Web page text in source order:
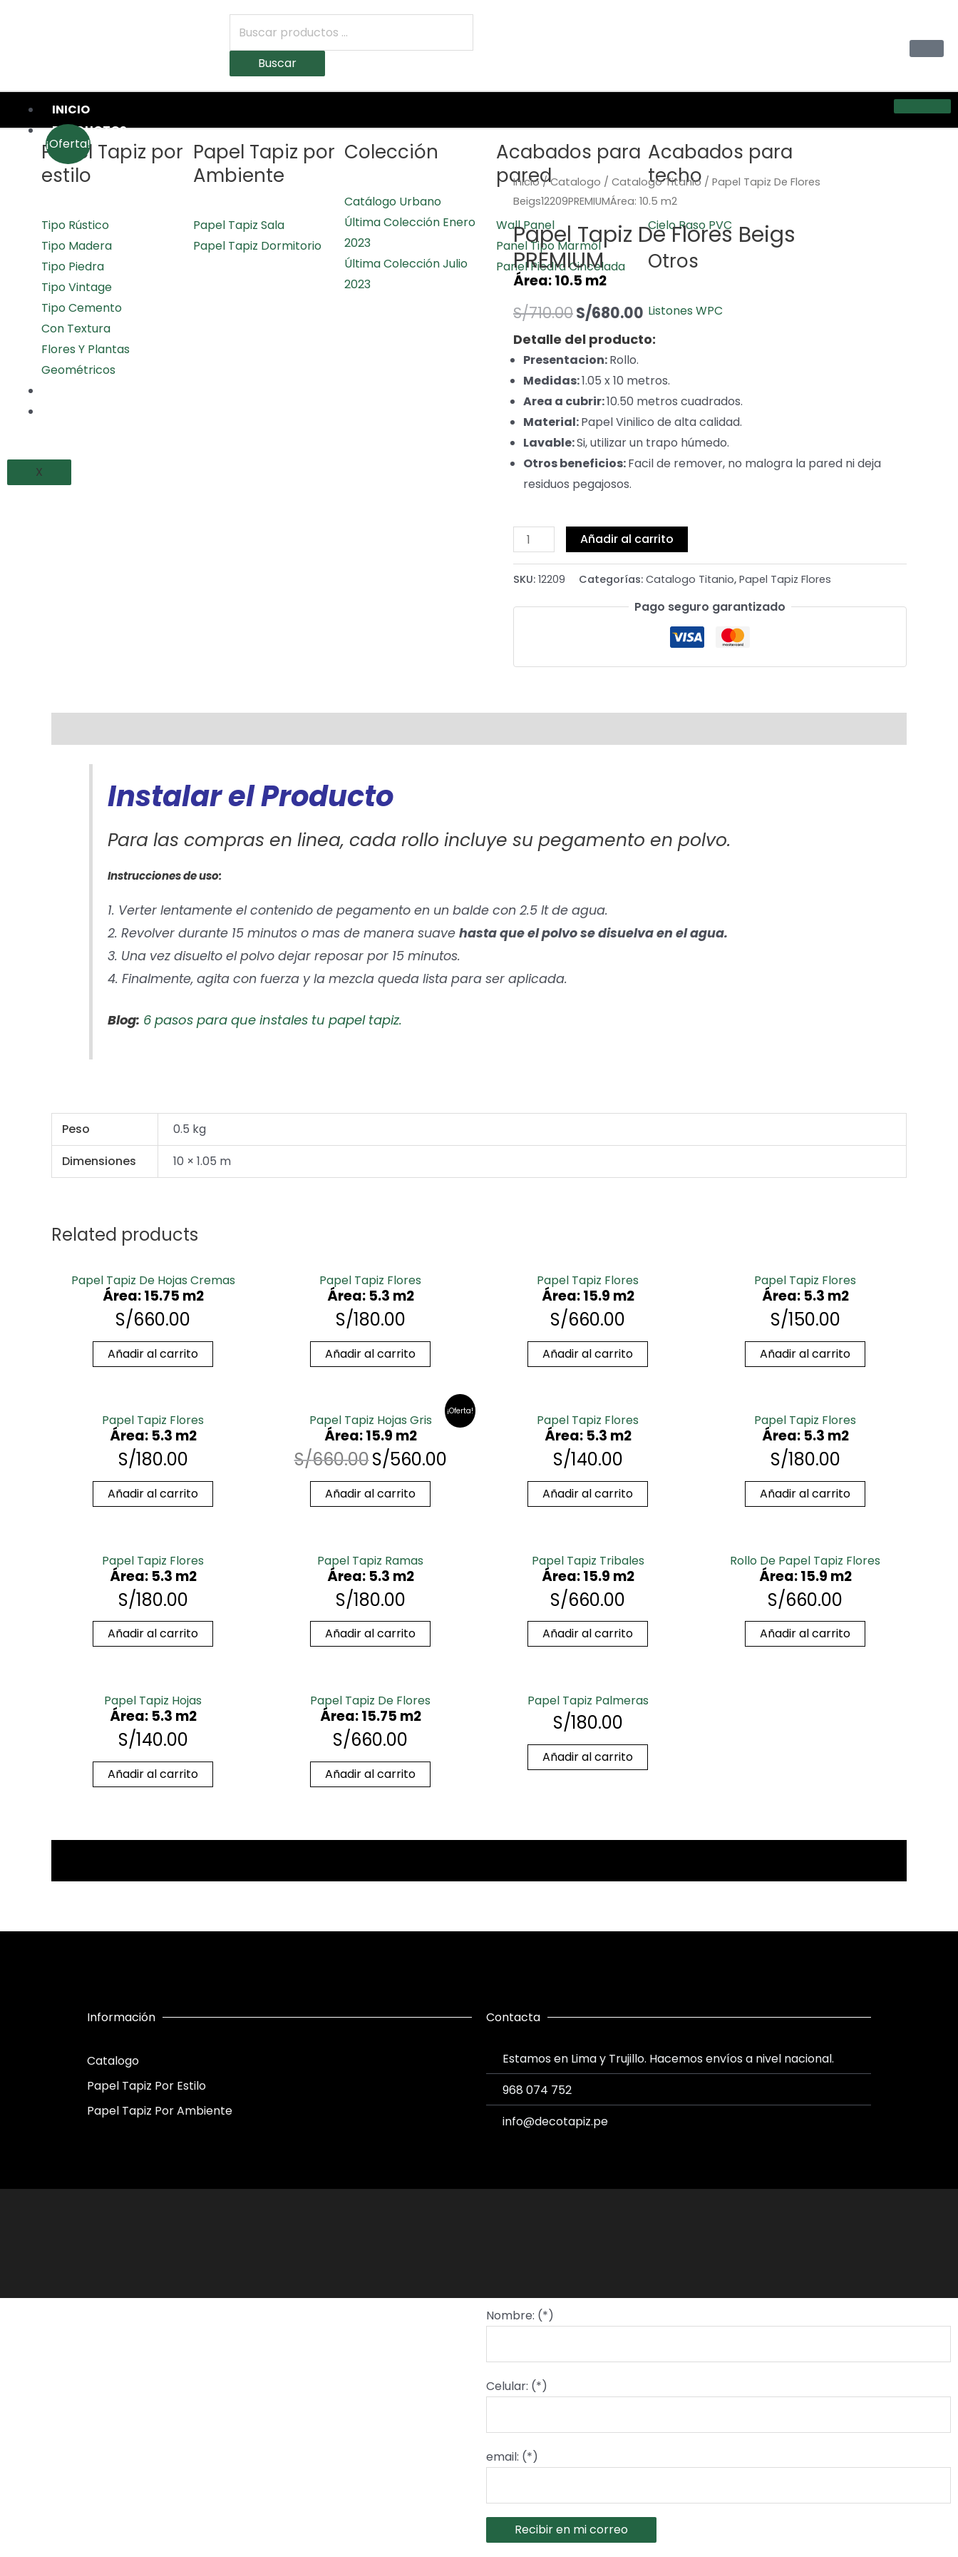
Buscar
INICIO
PRODUCTOS
Papel Tapiz por
estilo
Tipo Rústico
Tipo Madera
Tipo Piedra
Tipo Vintage
Tipo Cemento
Con Textura
Flores Y Plantas
Geométricos
Papel Tapiz por
Ambiente
Papel Tapiz Sala
Papel Tapiz Dormitorio
Colección
Catálogo Urbano
Última Colección Enero
2023
Última Colección Julio
2023
Acabados para
pared
Wall Panel
Panel Tipo Marmól
Panel Piedra Cincelada
Acabados para
techo
Cielo Raso PVC
Otros
Listones WPC
X
¡Oferta!
Inicio/Catalogo / Catalogo Titanio / Papel Tapiz De Flores
Beigs12209PREMIUMÁrea: 10.5 m2
Papel Tapiz De Flores Beigs
PREMIUM
Área: 10.5 m2
S/710.00S/680.00
Detalle del producto:
Presentacion:Rollo.
Medidas:1.05 x 10 metros.
Area a cubrir:10.50 metros cuadrados.
Material:Papel Vinilico de alta calidad.
Lavable:Si, utilizar un trapo húmedo.
Otros beneficios:Facil de remover, no malogra la pared ni deja
residuos pegajosos.
Añadir al carrito
SKU: 12209 Categorías: Catalogo Titanio, Papel Tapiz Flores
Pago seguro garantizado
Instalar el Producto
Para las compras en linea, cada rollo incluye su pegamento en polvo.
Instrucciones de uso:
1. Verter lentamente el contenido de pegamento en un balde con 2.5 lt de agua.
2. Revolver durante 15 minutos o mas de manera suave hasta que el polvo se disuelva en el agua.
3. Una vez disuelto el polvo dejar reposar por 15 minutos.
4. Finalmente, agita con fuerza y la mezcla queda lista para ser aplicada.
Blog: 6 pasos para que instales tu papel tapiz.
Peso
0.5 kg
Dimensiones
10 × 1.05 m
Related products
Papel Tapiz De Hojas Cremas
Área: 15.75 m2
S/660.00
Añadir al carrito
Papel Tapiz Flores
Área: 5.3 m2
S/180.00
Añadir al carrito
Papel Tapiz Flores
Área: 15.9 m2
S/660.00
Añadir al carrito
Papel Tapiz Flores
Área: 5.3 m2
S/150.00
Añadir al carrito
Papel Tapiz Flores
Área: 5.3 m2
S/180.00
Añadir al carrito
¡Oferta!
Papel Tapiz Hojas Gris
Área: 15.9 m2
S/660.00S/560.00
Añadir al carrito
Papel Tapiz Flores
Área: 5.3 m2
S/140.00
Añadir al carrito
Papel Tapiz Flores
Área: 5.3 m2
S/180.00
Añadir al carrito
Papel Tapiz Flores
Área: 5.3 m2
S/180.00
Añadir al carrito
Papel Tapiz Ramas
Área: 5.3 m2
S/180.00
Añadir al carrito
Papel Tapiz Tribales
Área: 15.9 m2
S/660.00
Añadir al carrito
Rollo De Papel Tapiz Flores
Área: 15.9 m2
S/660.00
Añadir al carrito
Papel Tapiz Hojas
Área: 5.3 m2
S/140.00
Añadir al carrito
Papel Tapiz De Flores
Área: 15.75 m2
S/660.00
Añadir al carrito
Papel Tapiz Palmeras
S/180.00
Añadir al carrito
Información
Catalogo
Papel Tapiz Por Estilo
Papel Tapiz Por Ambiente
Contacta
Estamos en Lima y Trujillo. Hacemos envíos a nivel nacional.
968 074 752
info@decotapiz.pe
Nombre: (*)
Celular: (*)
email: (*)